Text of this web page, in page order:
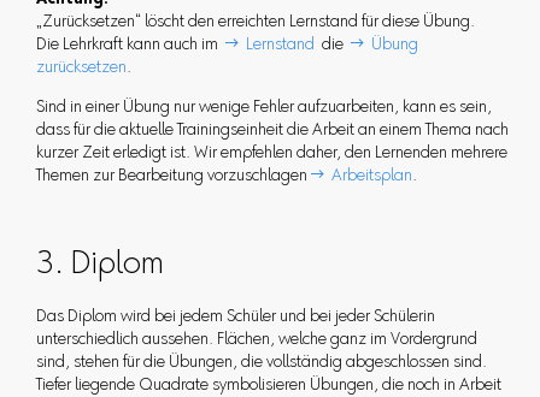
„Zurücksetzen“ löscht den erreichten Lernstand für diese Übung.
Die Lehrkraft kann auch im  Lernstand die  Übung
zurücksetzen.
Sind in einer Übung nur wenige Fehler aufzuarbeiten, kann es sein,
dass für die aktuelle Trainingseinheit die Arbeit an einem Thema nach
kurzer Zeit erledigt ist. Wir empfehlen daher, den Lernenden mehrere
Themen zur Bearbeitung vorzuschlagen  Arbeitsplan.
3. Diplom
Das Diplom wird bei jedem Schüler und bei jeder Schülerin
unterschiedlich aussehen. Flächen, welche ganz im Vordergrund
sind, stehen für die Übungen, die vollständig abgeschlossen sind.
Tiefer liegende Quadrate symbolisieren Übungen, die noch in Arbeit